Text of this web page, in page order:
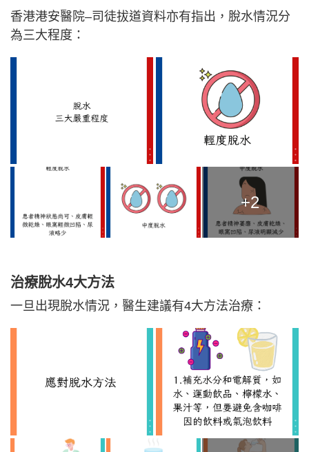
香港港安醫院–司徒拔道資料亦有指出，脫水情況分
為三大程度：
+2
治療脫水4大方法
一旦出現脫水情況，醫生建議有4大方法治療：